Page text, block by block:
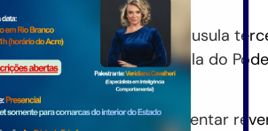
conformidade com a cláusula
por meio da Escola do
da pasta, para tentar